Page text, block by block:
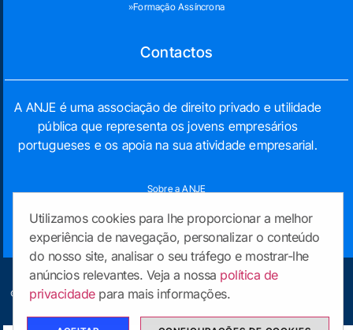
»Formação Assíncrona
Contactos
A ANJE é uma associação de direito privado e utilidade
pública que representa os jovens empresários
portugueses e os apoia na sua atividade empresarial.
Sobre a ANJE
Contactos
Cursos por Região Contactos
Política de Privacidade
© 2023 ANJE Formação. Todos os direitos reservados | Made with passion by
Utilizamos cookies para lhe proporcionar a melhor
experiência de navegação, personalizar o conteúdo
do nosso site, analisar o seu tráfego e mostrar-lhe
anúncios relevantes. Veja a nossa política de
privacidadepara mais informações.